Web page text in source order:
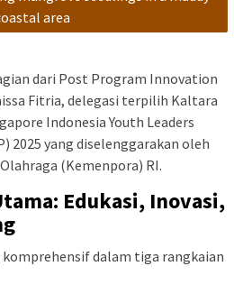
dari Post Program Innovation
Fitria, delegasi terpilih Kaltara
Indonesia Youth Leaders
2025 yang diselenggarakan oleh
(Kemenpora) RI.
Edukasi, Inovasi,
komprehensif dalam tiga rangkaian